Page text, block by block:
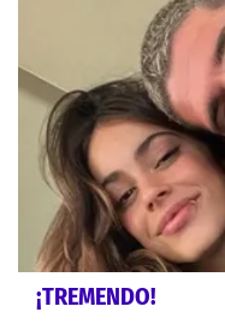
¡TREMENDO!